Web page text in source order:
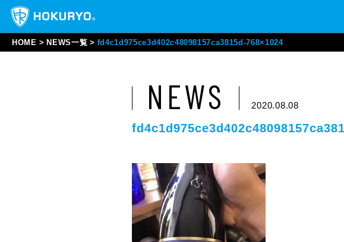
HOME NEWS一覧 fd4c1d975ce3d402c48098157ca3815d-768×1024
NEWS 2020.08.08